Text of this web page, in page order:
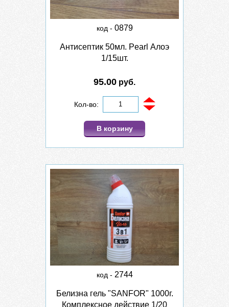
код - 0879
Антисептик 50мл. Pearl Алоэ
1/15шт.
95.00 руб.
Кол-во:
В корзину
код - 2744
Белизна гель "SANFOR" 1000г.
Комплексное действие 1/20